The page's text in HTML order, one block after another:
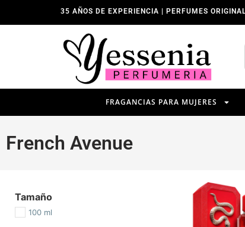
35 AÑOS DE EXPERIENCIA | PERFUMES
FRAGANCIAS PARA MUJERES
French Avenue
Tamaño
100 ml